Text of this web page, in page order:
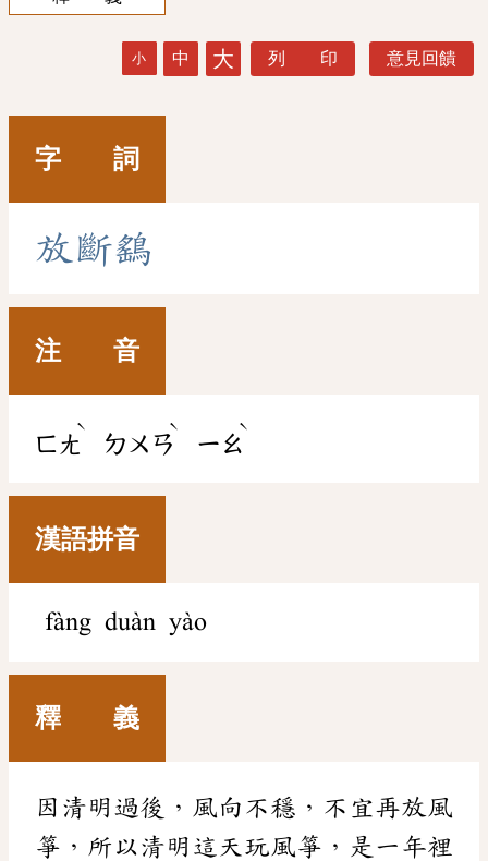
小 中 大 列 印 意見回饋
字 詞
放 斷鷂
注 音
ㄈㄤ
ˋ
ㄉㄨㄢ
ˋ
ㄧㄠ
ˋ
漢語拼音
fàng duàn yào
釋 義
因清明過後，風向不穩，不宜再放風
箏，所以清明這天玩風箏，是一年裡